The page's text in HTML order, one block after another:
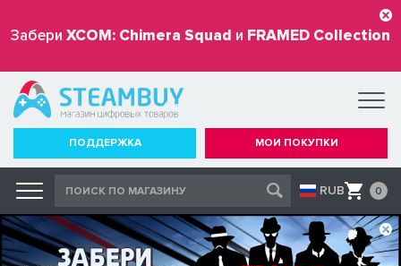
Забери XCOM: Chimera Squad и FRAMED Collection
бесплатно
ПОДДЕРЖКА МОИ ПОКУПКИ
RUB 0